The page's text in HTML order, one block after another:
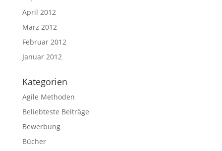
April 2012
März 2012
Februar 2012
Januar 2012
Kategorien
Agile Methoden
Beliebteste Beiträge
Bewerbung
Bücher